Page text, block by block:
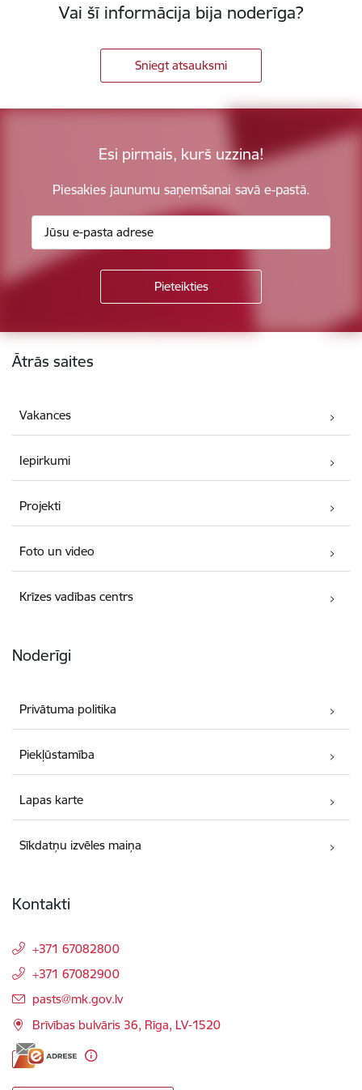
Vai šī informācija bija noderīga?
Sniegt atsauksmi
Esi pirmais, kurš uzzina!
Piesakies jaunumu saņemšanai savā e-pastā.
Kājene
Ātrās saites
Vakances
Iepirkumi
Projekti
Foto un video
Krīzes vadības centrs
Noderīgi
Privātuma politika
Piekļūstamība
Lapas karte
Sīkdatņu izvēles maiņa
Kontakti
+371 67082800
+371 67082900
E-pasts:
pasts@mk.gov.lv
Brīvības bulvāris 36, Rīga, LV-1520